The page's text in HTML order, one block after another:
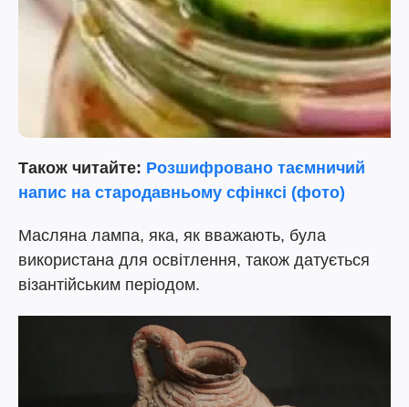
Також читайте: Розшифровано таємничий
напис на стародавньому сфінксі (фото)
Масляна лампа, яка, як вважають, була
використана для освітлення, також датується
візантійським періодом.